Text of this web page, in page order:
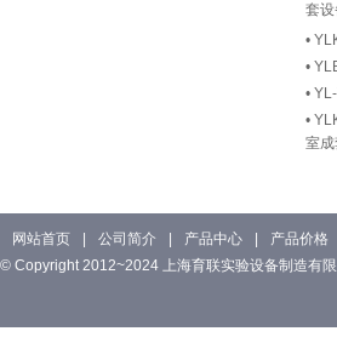
套设
•
•
•
•
室成
网站首页 公司简介 产品中心 产品价格
© Copyright 2012~2024 上海育联实验设备制造有